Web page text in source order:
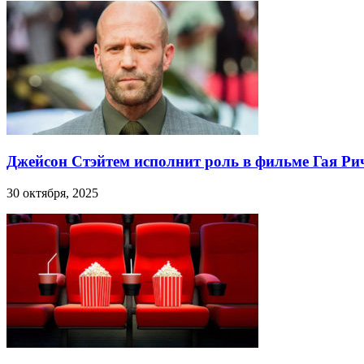
Джейсон Стэйтем исполнит роль в фильме Гая
30 октября, 2025